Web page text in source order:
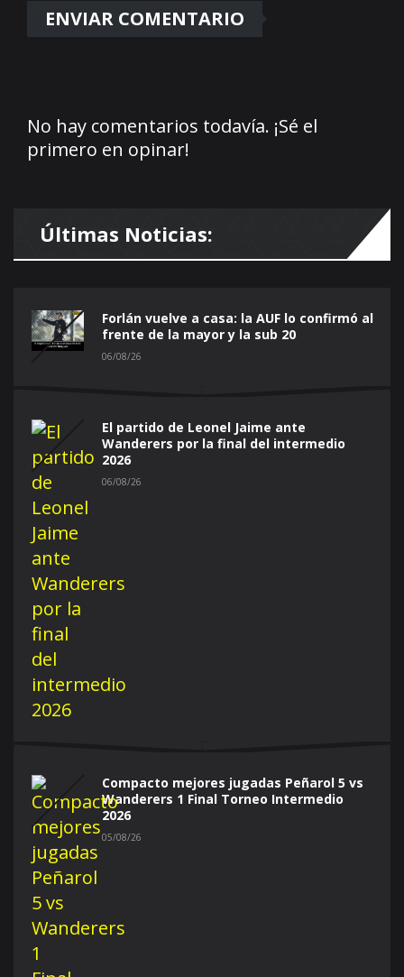
No hay comentarios todavía. ¡Sé el
primero en opinar!
Últimas Noticias:
Forlán vuelve a casa: la AUF lo confirmó al
frente de la mayor y la sub 20
06/08/26
El partido de Leonel Jaime ante
Wanderers por la final del intermedio
2026
06/08/26
Compacto mejores jugadas Peñarol 5 vs
Wanderers 1 Final Torneo Intermedio
2026
05/08/26